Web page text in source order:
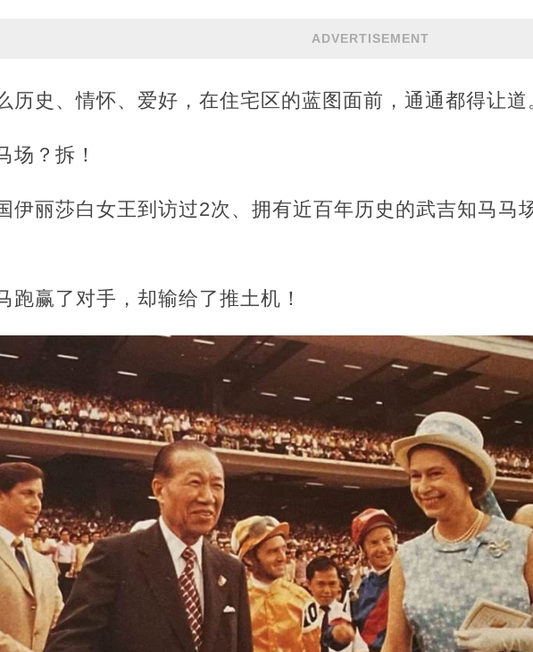
ADVERTISEMENT
历史、情怀、爱好，在住宅区的蓝图面前，通通都得让道
场？拆！
伊丽莎白女王到访过2次、拥有近百年历史的武吉知马马
跑赢了对手，却输给了推土机！